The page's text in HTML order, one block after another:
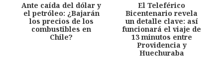
Ante caída del dólar y
el petróleo: ¿Bajarán
los precios de los
combustibles en
Chile?
El Teleférico
Bicentenario revela
un detalle clave: así
funcionará el viaje de
13 minutos entre
Providencia y
Huechuraba